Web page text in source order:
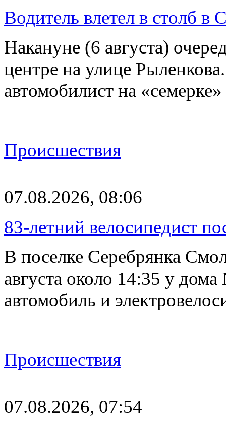
Водитель влетел в столб в
Накануне (6 августа)
центре на улице
автомобилист на
Происшествия
07.08.2026, 08:06
83-летний велосипедист
В поселке Серебрянка
августа около 14:35 у
автомобиль и
Происшествия
07.08.2026, 07:54